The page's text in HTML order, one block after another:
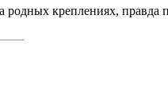
родных креплениях,